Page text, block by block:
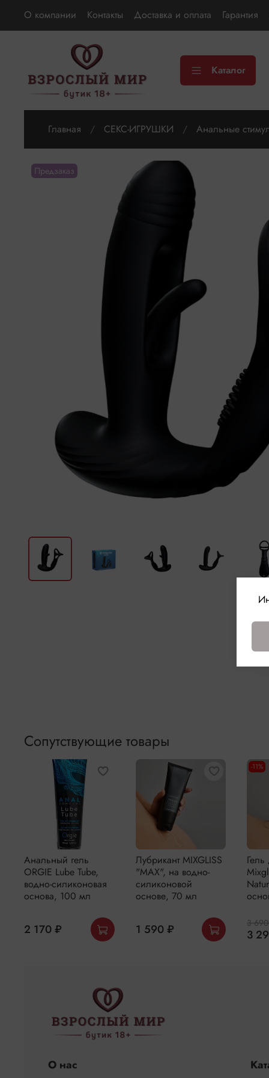
О компании Контакты Доставка и оплата Гарантия
Каталог
Главная СЕКС-ИГРУШКИ Анальные
Предзаказ
Сопутствующие товары
Анальный гель
ORGIE Lube Tube,
водно-силиконовая
основа, 100 мл
2 170 ₽
Лубрикант MIXGLISS
"MAX", на водно-
силиконовой
основе, 70 мл
1 590 ₽
-11%
Гель
3
3
О нас